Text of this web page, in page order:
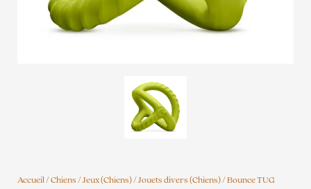
Accueil/Chiens/Jeux (Chiens)/Jouets divers (Chiens)/ Bounce TUG